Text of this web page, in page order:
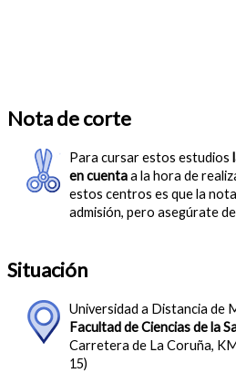
Nota de corte
Para cursar estos estudios
en cuentaa la hora de
estos centros es que la
admisión, pero asegúrate
Situación
Universidad a Distancia de
Facultad de Ciencias de la
Carretera de La Coruña,
15)